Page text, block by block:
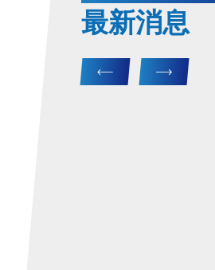
最新消息
一
一